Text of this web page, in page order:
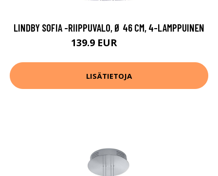
LINDBY SOFIA -RIIPPUVALO, Ø 46 CM, 4-LAMPPUINEN
139.9 EUR
LISÄTIETOJA